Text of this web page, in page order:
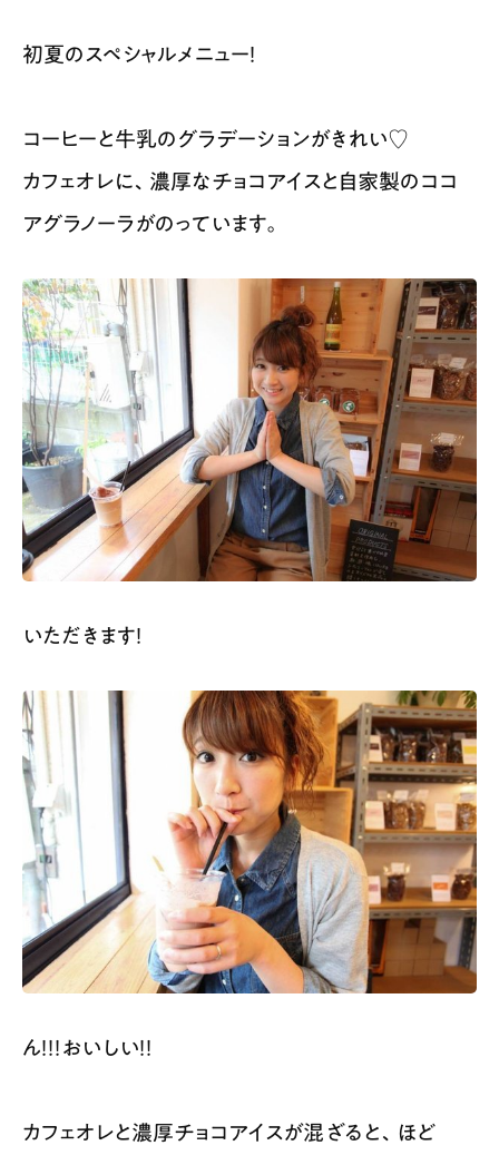
初夏のスペシャルメニュー！
コーヒーと牛乳のグラデーションがきれい♡
カフェオレに、濃厚なチョコアイスと自家製のココ
アグラノーラがのっています。
いただきます！
ん！！！おいしい！！
カフェオレと濃厚チョコアイスが混ざると、ほど